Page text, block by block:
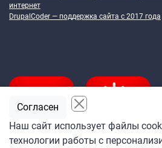
интернет
DrupalCoder — поддержка сайта c 2017 года
Наш сайт использует файлы
технологии работы с
Согласен